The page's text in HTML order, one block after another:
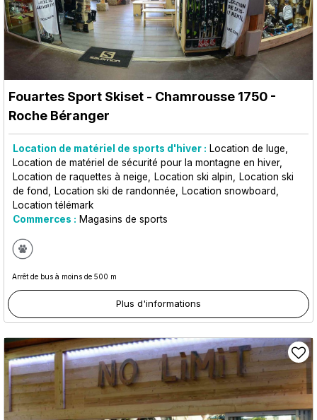
Fouartes Sport Skiset - Chamrousse 1750 -
Roche Béranger
Location de matériel de sports d'hiver : Location de luge
Location de matériel de sécurité pour la montagne en hiver
Location de raquettes à neige
Location ski alpin
Location ski
de fond
Location ski de randonnée
Location snowboard
Location télémark
Commerces : Magasins de sports
Arrêt de bus à moins de 500 m
Plus d'informations